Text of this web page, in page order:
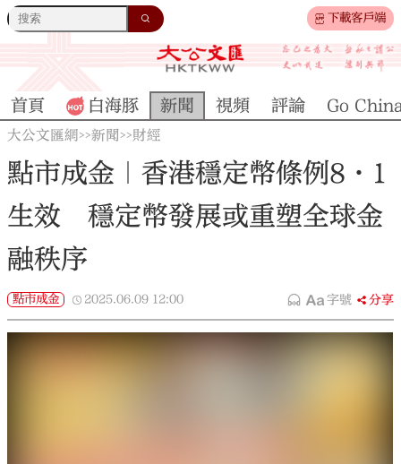
下載客戶端
首頁 白海豚 新聞 視頻 評論 Go
大公文匯網>>新聞>>財經
點市成金｜香港穩定幣條例8·1
生效 穩定幣發展或重塑全球金
融秩序
點市成金 2025.06.09 12:00 字號 分享